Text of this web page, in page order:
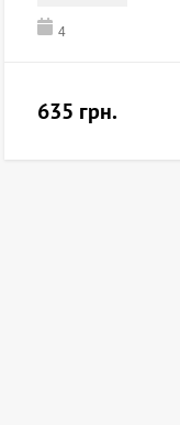
4
635 грн.